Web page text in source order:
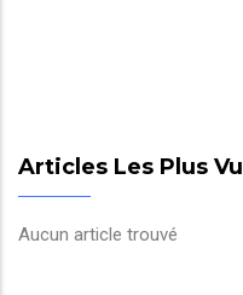
Articles Les Plus
Aucun article trouvé